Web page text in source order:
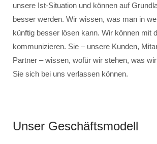
unsere Ist-Situation und können auf
besser werden. Wir wissen, was man in
künftig besser lösen kann. Wir können mit
kommunizieren. Sie – unsere Kunden,
Partner – wissen, wofür wir stehen, was
Sie sich bei uns verlassen können.
Unser Geschäftsmodell